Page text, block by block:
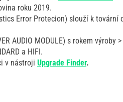
roku 2019.
Error Protecion) slouží k tovární
AUDIO MODULE) s rokem výroby
a HIFI.
v nástroji Upgrade Finder.